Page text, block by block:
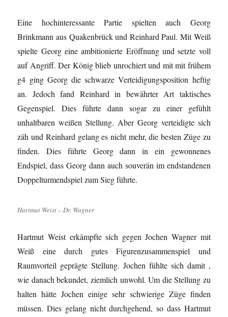
Eine hochinteressante Partie spielten auch Georg
Brinkmann aus Quakenbrück und Reinhard Paul. Mit Weiß
spielte Georg eine ambitionierte Eröffnung und setzte voll
auf Angriff. Der König blieb unrochiert und mit mit frühem
g4 ging Georg die schwarze Verteidigungsposition heftig
an. Jedoch fand Reinhard in bewährter Art taktisches
Gegenspiel. Dies führte dann sogar zu einer gefühlt
unhaltbaren weißen Stellung. Aber Georg verteidigte sich
zäh und Reinhard gelang es nicht mehr, die besten Züge zu
finden. Dies führte Georg dann in ein gewonnenes
Endspiel, dass Georg dann auch souverän im endstandenen
Doppelturmendspiel zum Sieg führte.
Hartmut Weist – Dr. Wagner
Hartmut Weist erkämpfte sich gegen Jochen Wagner mit
Weiß eine durch gutes Figurenzusammenspiel und
Raumvorteil geprägte Stellung. Jochen fühlte sich damit ,
wie danach bekundet, ziemlich unwohl. Um die Stellung zu
halten hätte Jochen einige sehr schwierige Züge finden
müssen. Dies gelang nicht durchgehend, so dass Hartmut